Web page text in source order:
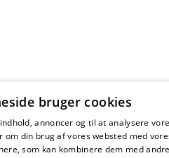
bruger cookies
annoncer og til at analysere
om din brug af vores websted med
som kan kombinere dem med